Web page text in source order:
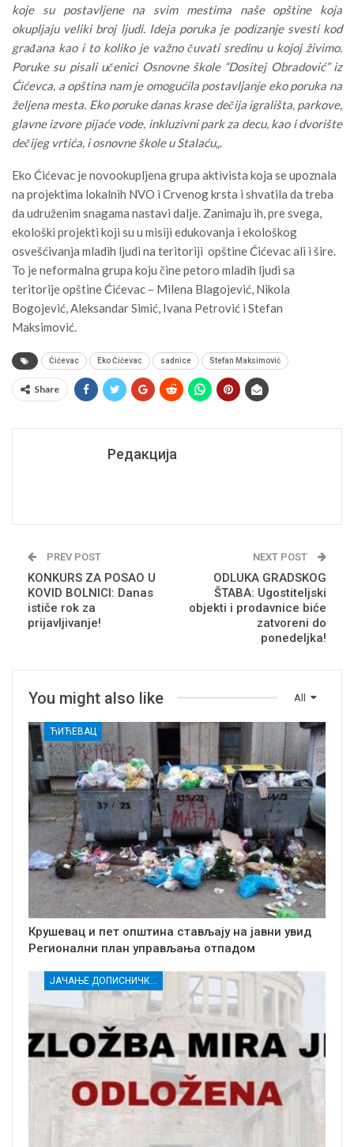
koje su postavljene na svim mestima naše opštine koja
okupljaju veliki broj ljudi. Ideja poruka je podizanje svesti kod
građana kao i to koliko je važno čuvati sredinu u kojoj živimo.
Poruke su pisali učenici Osnovne škole “Dositej Obradović” iz
Ćićevca, a opština nam je omogućila postavljanje eko poruka na
željena mesta. Eko poruke danas krase dečija igrališta, parkove,
glavne izvore pijaće vode, inkluzivni park za decu, kao i dvorište
dečijeg vrtića, i osnovne škole u Stalaću„.
Eko Ćićevac je novookupljena grupa aktivista koja se upoznala
na projektima lokalnih NVO i Crvenog krsta i shvatila da treba
da udruženim snagama nastavi dalje. Zanimaju ih, pre svega,
ekološki projekti koji su u misiji edukovanja i ekološkog
osvešćivanja mladih ljudi na teritoriji opštine Ćićevac ali i šire.
To je neformalna grupa koju čine petoro mladih ljudi sa
teritorije opštine Ćićevac – Milena Blagojević, Nikola
Bogojević, Aleksandar Simić, Ivana Petrović i Stefan
Maksimović.
Ćićevac Eko Ćićevac sadnice Stefan Maksimović
Share
Редакција
PREV POST
KONKURS ZA POSAO U
KOVID BOLNICI: Danas
ističe rok za
prijavljivanje!
NEXT POST
ODLUKA GRADSKOG
ŠTABA: Ugostiteljski
objekti i prodavnice biće
zatvoreni do
ponedeljka!
All
You might also like
ЋИЋЕВАЦ
Крушевац и пет општина стављају на јавни увид
Регионални план управљања отпадом
ЈАЧАЊЕ ДОПИСНИЧКЕ МРЕЖЕ НЕЗАВИСНИХ МЕДИЈА У РАСИНСКОМ ОКРУГУ